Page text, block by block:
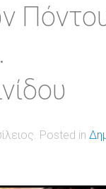
Posted in